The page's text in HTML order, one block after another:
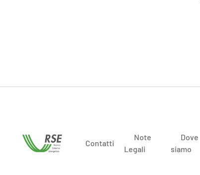
Contatti
Note
Legali
Dove
siamo